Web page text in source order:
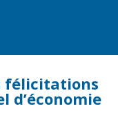
félicitations
d’économie